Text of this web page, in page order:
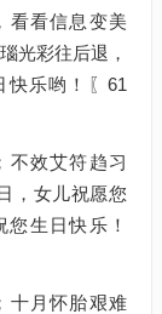
看看信息变美
光彩往后退，
快乐哟！〖61
不效艾符趋习
，女儿祝愿您
生日快乐！
十月怀胎艰难